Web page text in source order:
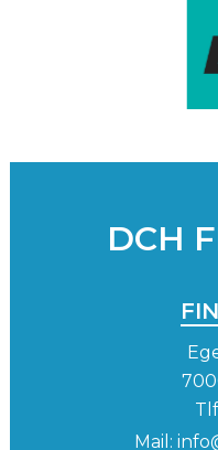
DCH
Mail: